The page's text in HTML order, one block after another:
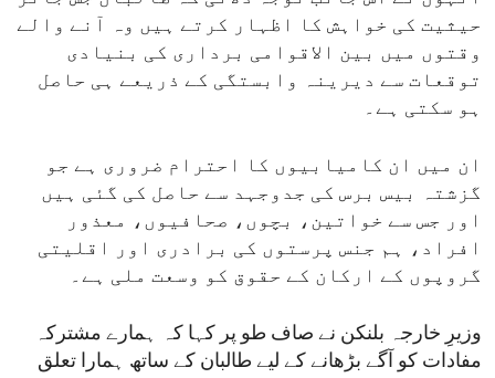
حیثیت کی خواہش کا اظہار کرتے ہیں وہ آنے والے
وقتوں میں بین الاقوامی برداری کی بنیادی
توقعات سے دیرینہ وابستگی کے ذریعے ہی حاصل
ہو سکتی ہے۔
ان میں ان کامیابیوں کا احترام ضروری ہے جو
گزشتہ بیس برس کی جدوجہد سے حاصل کی گئی ہیں
اور جس سے خواتین، بچوں، صحافیوں، معذور
افراد، ہم جنس پرستوں کی برادری اور اقلیتی
گروپوں کے ارکان کے حقوق کو وسعت ملی ہے۔
وزیرِ خارجہ بلنکن نے صاف طو پر کہا کہ ہمارے مشترکہ
مفادات کو آگے بڑھانے کے لیے طالبان کے ساتھ ہمارا تعلق